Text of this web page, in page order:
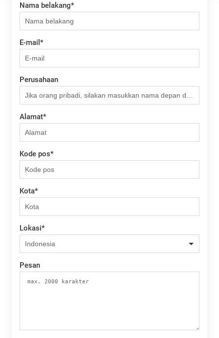
Nama belakang*
E-mail *
Perusahaan
Alamat*
Kode pos*
Kota*
Lokasi*
Pesan